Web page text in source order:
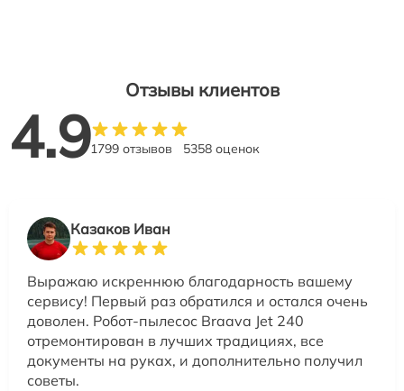
Отзывы клиентов
4.91799 отзывов 5358 оценок
Казаков Иван
Выражаю искреннюю благодарность вашему
сервису! Первый раз обратился и остался очень
доволен. Робот-пылесос Braava Jet 240
отремонтирован в лучших традициях, все
документы на руках, и дополнительно получил
советы.